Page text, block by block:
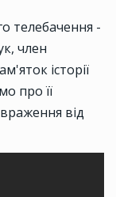
телебачення -
член
історії
про її
від